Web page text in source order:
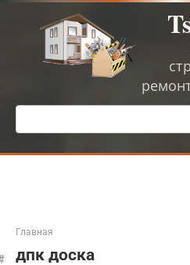
Перейти
Поиск:
Главная
дпк доска